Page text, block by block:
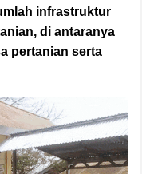
infrastruktur
di antaranya
pertanian serta